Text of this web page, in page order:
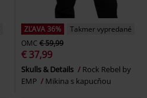
ZĽAVA 36%
Takmer vypredané
OMC € 59,99
€ 37,99
Skulls & Details
Rock Rebel by
EMP
Mikina s kapucňou